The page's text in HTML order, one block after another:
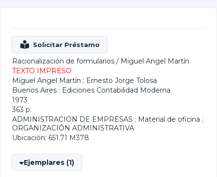
Racionalización de formularios / Miguel Angel Martín
TEXTO IMPRESO
Miguel Angel Martín ; Ernesto Jorge Tolosa
Buenos Aires : Ediciones Contabilidad Moderna
1973
363 p.
ADMINISTRACION DE EMPRESAS ; Material de oficina ;
ORGANIZACIÓN ADMINISTRATIVA
Ubicación: 651.71 M378
Ejemplares (1)